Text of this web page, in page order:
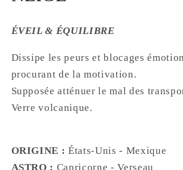
ÉVEIL & ÉQUILIBRE
Dissipe les peurs et blocages
procurant de la motivation.
Supposée atténuer le mal des
Verre volcanique.
ORIGINE :États-Unis - Mexique
ASTRO : Capricorne - Verseau